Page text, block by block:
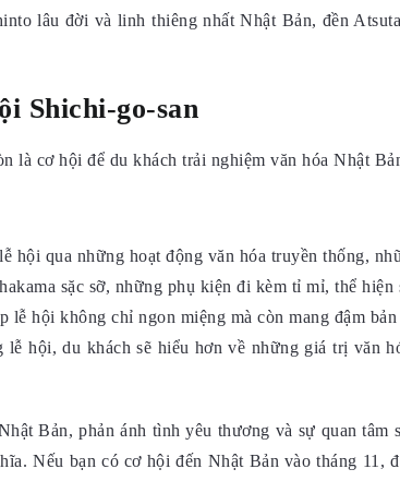
lâu đời và linh thiêng nhất Nhật Bản, đền
Shichi-go-san
cơ hội để du khách trải nghiệm văn hóa Nhật
qua những hoạt động văn hóa truyền thống,
sặc sỡ, những phụ kiện đi kèm tỉ mỉ, thể
hội không chỉ ngon miệng mà còn mang đậm
hội, du khách sẽ hiểu hơn về những giá trị văn
Bản, phản ánh tình yêu thương và sự quan
Nếu bạn có cơ hội đến Nhật Bản vào tháng